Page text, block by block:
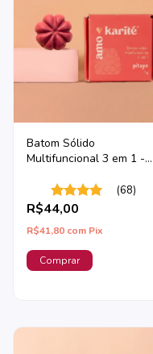
Batom Sólido
Multifuncional 3 em 1 -
(68)
R$44,00
R$41,80 com Pix